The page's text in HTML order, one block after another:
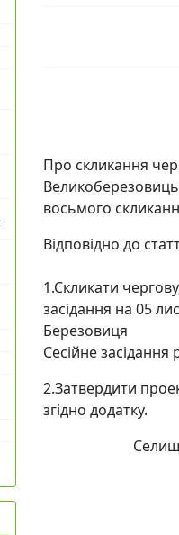
Про скликання
восьмого
Відповідно до
1.Скликати
засідання на 05
Березовиця
Сесійне засідання
2.Затвердити
згідно додатку.